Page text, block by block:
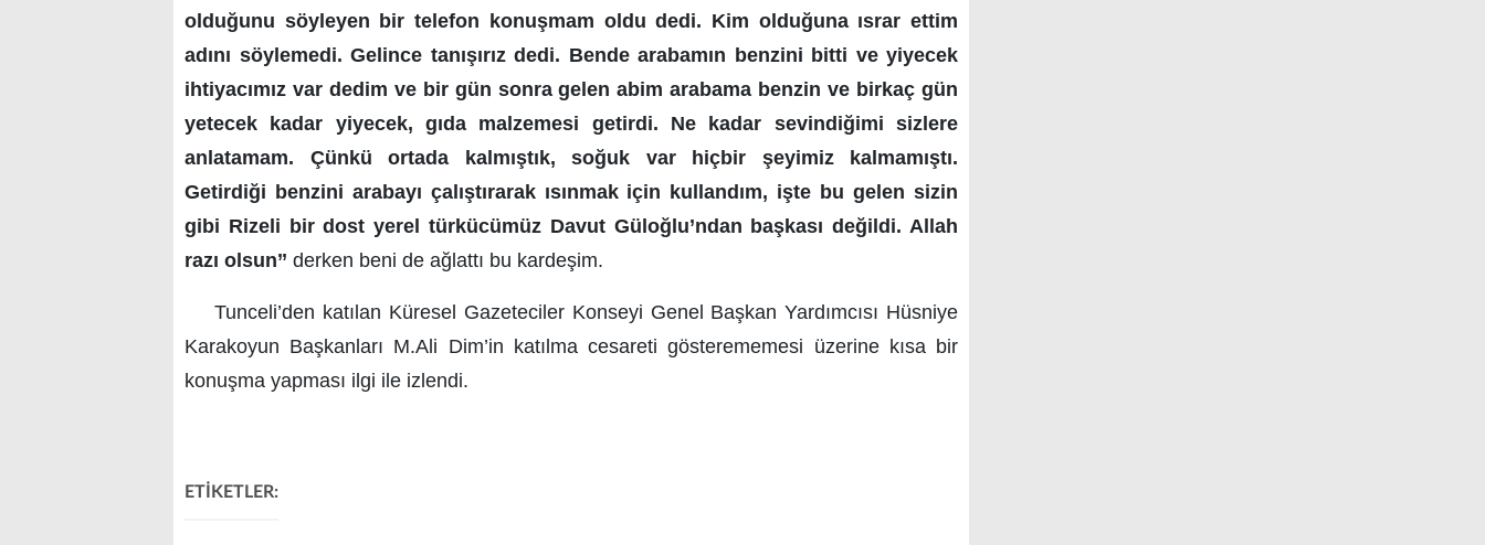
olduğunu söyleyen bir telefon konuşmam oldu dedi. Kim olduğuna ısrar ettim
adını söylemedi. Gelince tanışırız dedi. Bende arabamın benzini bitti ve yiyecek
ihtiyacımız var dedim ve bir gün sonra gelen abim arabama benzin ve birkaç gün
yetecek kadar yiyecek, gıda malzemesi getirdi. Ne kadar sevindiğimi sizlere
anlatamam. Çünkü ortada kalmıştık, soğuk var hiçbir şeyimiz kalmamıştı.
Getirdiği benzini arabayı çalıştırarak ısınmak için kullandım, işte bu gelen sizin
gibi Rizeli bir dost yerel türkücümüz Davut Güloğlu’ndan başkası değildi. Allah
razı olsun’’ derken beni de ağlattı bu kardeşim.
Tunceli’den katılan Küresel Gazeteciler Konseyi Genel Başkan Yardımcısı Hüsniye
Karakoyun Başkanları M.Ali Dim’in katılma cesareti gösterememesi üzerine kısa bir
konuşma yapması ilgi ile izlendi.
ETİKETLER: